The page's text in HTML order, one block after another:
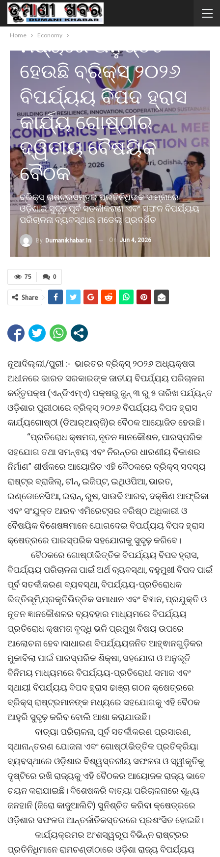
Home Economy
ପୁରୀଠାରେ ଜୁନ୍ ୦୩–୦୫
ମଧ୍ୟରେ ଅନୁଷ୍ଠିତ
ହେଉଛି ବ୍ରିକ୍ସ୍ ୨୦୨୬
ବିପର୍ଯ୍ୟୟ ବିପଦ ହ୍ରାସ
କାର୍ଯ୍ୟ ଗୋଷ୍ଠୀର
ଦ୍ୱିତୀୟ ବୈଷୟିକ
ବୈଠକ
ବ୍ରିକ୍ସ୍ ରାଷ୍ଟ୍ରସମୂହର ପ୍ରତିନିଧିଙ୍କ ସାମ୍ନାରେ
ଓଡ଼ିଶାର ସୁଦୃଢ଼ ପୂର୍ବ ସତର୍କୀକରଣ ଏବଂ ସଫଳ ବିପର୍ଯ୍ୟୟ
ପରିଚାଳନା ବ୍ୟବସ୍ଥାର ମଡେଲ୍ ପ୍ରଦର୍ଶିତ
By Dumanikhabar.in On Jun 4, 2026
0
75
Share
ନୂଆଦିଲ୍ଲୀ/ପୁରୀ :- ଭାରତର ବ୍ରିକ୍ସ୍ ୨୦୨୬ ଅଧ୍ୟକ୍ଷତା
ଅଧୀନରେ ଭାରତ ସରକାରଙ୍କ ଜାତୀୟ ବିପର୍ଯ୍ୟୟ ପରିଚାଳନା
କର୍ତ୍ତୃପକ୍ଷ (ଏନ୍‌ଡିଏମ୍‌ଏ) ପକ୍ଷରୁ ଜୁନ୍ ୩ ରୁ ୫ ତାରିଖ ପର୍ଯ୍ୟନ୍ତ
ଓଡ଼ିଶାର ପୁରୀଠାରେ ବ୍ରିକ୍ସ୍ ୨୦୨୬ ବିପର୍ଯ୍ୟୟ ବିପଦ ହ୍ରାସ
କାର୍ଯ୍ୟଗୋଷ୍ଠୀ (ଡିଆର୍‌ଆର୍‌ଜି)ର ବୈଠକ ଆୟୋଜିତ ହେଉଛି।
“ପ୍ରତିରୋଧ କ୍ଷମତା, ନୂତନ ଜ୍ଞାନକୌଶଳ, ପାରସ୍ପରିକ
ସହଯୋଗ ତଥା ସମନ୍ଵୟ ଏବଂ ନିରନ୍ତର ଧାରଣୀୟ ବିକାଶର
ନିର୍ମାଣ” ଶୀର୍ଷକରେ ଆୟୋଜିତ ଏହି ବୈଠକରେ ବ୍ରିକ୍ସ୍ ସଦସ୍ୟ
ରାଷ୍ଟ୍ର ବ୍ରାଜିଲ୍, ଚୀନ୍, ଇଜିପ୍ଟ, ଇଥିଓପିଆ, ଭାରତ,
ଇଣ୍ଡୋନେସିଆ, ଇରାନ୍, ରୁଷ, ସାଉଦି ଆରବ, ଦକ୍ଷିଣ ଆଫ୍ରିକା
ଏବଂ ସଂଯୁକ୍ତ ଆରବ ଏମିରେଟ୍ସର ବରିଷ୍ଠ ଅଧିକାରୀ ଓ
ବୈଷୟିକ ବିଶେଷଜ୍ଞମାନେ ଯୋଗଦେଇ ବିପର୍ଯ୍ୟୟ ବିପଦ ହ୍ରାସ
କ୍ଷେତ୍ରରେ ପାରସ୍ପରିକ ସହଯୋଗକୁ ସୁଦୃଢ଼ କରିବେ।
ବୈଠକରେ ଗୋଷ୍ଠୀଭିତ୍ତିକ ବିପର୍ଯ୍ୟୟ ବିପଦ ହ୍ରାସ,
ବିପର୍ଯ୍ୟୟ ପରିଚାଳନା ପାଇଁ ଅର୍ଥ ବ୍ୟବସ୍ଥା, ବହୁମୁଖୀ ବିପଦ ପାଇଁ
ପୂର୍ବ ସତର୍କୀକରଣ ବ୍ୟବସ୍ଥା, ବିପର୍ଯ୍ୟୟ-ପ୍ରତିରୋଧକ
ଭିତ୍ତିଭୂମି,ପ୍ରକୃତିଭିତ୍ତିକ ସମାଧାନ ଏବଂ ବିଜ୍ଞାନ, ପ୍ରଯୁକ୍ତି ଓ
ନୂତନ ଜ୍ଞାନକୌଶଳର ବ୍ୟବହାର ମାଧ୍ୟମରେ ବିପର୍ଯ୍ୟୟ
ପ୍ରତିରୋଧ କ୍ଷମତା ବୃଦ୍ଧି ଭଳି ପ୍ରମୁଖ ବିଷୟ ଉପରେ
ଆଲୋଚନା ହେବ।ସାଧାରଣ ବିପର୍ଯ୍ୟୟଜନିତ ଆହ୍ଵାନଗୁଡ଼ିକର
ମୁକାବିଲା ପାଇଁ ପାରସ୍ପରିକ ଶିକ୍ଷା, ସହଯୋଗ ଓ ଅନୁଭୂତି
ବିନିମୟ ମାଧ୍ୟମରେ ବିପର୍ଯ୍ୟୟ-ପ୍ରତିରୋଧୀ ସମାଜ ଏବଂ
ସ୍ଥାୟୀ ବିପର୍ଯ୍ୟୟ ବିପଦ ହ୍ରାସ ଢାଞ୍ଚା ଗଠନ କ୍ଷେତ୍ରରେ
ବ୍ରିକ୍ସ୍ ରାଷ୍ଟ୍ରମାନଙ୍କ ମଧ୍ୟରେ ସହଯୋଗକୁ ଏହି ବୈଠକ
ଆହୁରି ସୁଦୃଢ଼ କରିବ ବୋଲି ଆଶା କରାଯାଉଛି।
ବାତ୍ୟା ପରିଚାଳନା, ପୂର୍ବ ସତର୍କୀକରଣ ପ୍ରସାରଣ,
ସ୍ଥାନାନ୍ତରଣ ଯୋଜନା ଏବଂ ଗୋଷ୍ଠୀଭିତ୍ତିକ ପ୍ରତିକ୍ରିୟା
ବ୍ୟବସ୍ଥାରେ ଓଡ଼ିଶାର ବିଶ୍ୱସ୍ତରୀୟ ସଫଳତା ଓ ସ୍ୱୀକୃତିକୁ
ଦୃଷ୍ଟିରେ ରଖି ରାଜ୍ୟକୁ ଏହି ବୈଠକର ଆୟୋଜକ ରାଜ୍ୟ ଭାବେ
ଚୟନ କରାଯାଇଛି। ବିଶେଷକରି ବାତ୍ୟା ପରିଚାଳନାରେ ଶୂନ୍ୟ
ଜନହାନି (ଜିରୋ କାଜୁଆଲିଟି) ସୁନିଶ୍ଚିତ କରିବା କ୍ଷେତ୍ରରେ
ଓଡ଼ିଶାର ସଫଳତା ଆନ୍ତର୍ଜାତିକସ୍ତରରେ ପ୍ରଶଂସିତ ହୋଇଛି।
କାର୍ଯ୍ୟକ୍ରମର ଅଂଶସ୍ୱରୂପ ବିଭିନ୍ନ ରାଷ୍ଟ୍ରର
ପ୍ରତିନିଧିମାନେ ରାମଚଣ୍ଡୀଠାରେ ଓଡ଼ିଶା ରାଜ୍ୟ ବିପର୍ଯ୍ୟୟ